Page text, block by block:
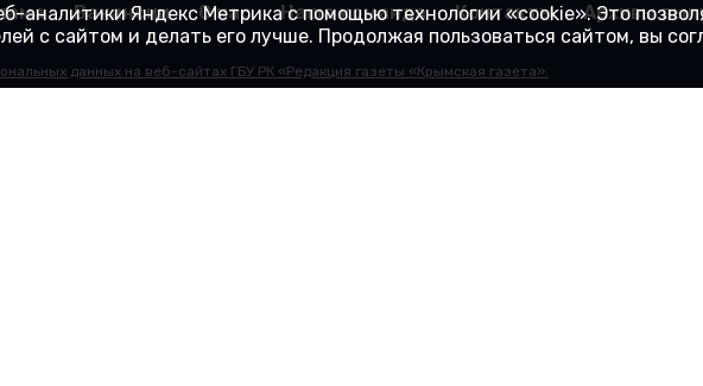
Вакансии О нас Наша команда Контакты Архивы
данных на веб-сайтах ГБУ РК «Редакция газеты «Крымская газета».
аналитики Яндекс Метрика с помощью технологии «cookie». Это
с сайтом и делать его лучше. Продолжая пользоваться сайтом, вы